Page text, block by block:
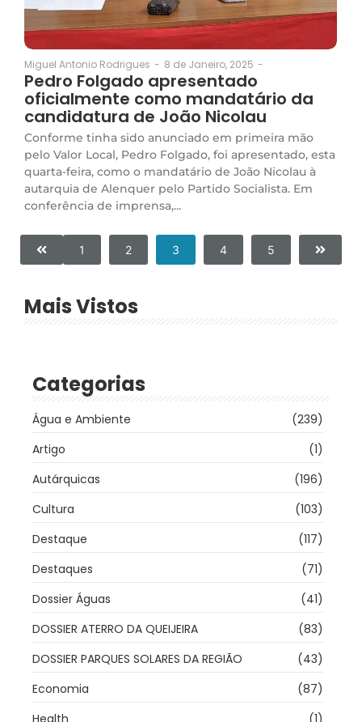
Miguel Antonio Rodrigues - 8 de Janeiro, 2025 -
Pedro Folgado apresentado
oficialmente como mandatário da
candidatura de João Nicolau
Conforme tinha sido anunciado em primeira mão
pelo Valor Local, Pedro Folgado, foi apresentado, esta
quarta-feira, como o mandatário de João Nicolau à
autarquia de Alenquer pelo Partido Socialista. Em
conferência de imprensa,...
1 2 3 4 5
Mais Vistos
Categorias
Água e Ambiente
(239)
Artigo
(1)
Autárquicas
(196)
Cultura
(103)
Destaque
(117)
Destaques
(71)
Dossier Águas
(41)
DOSSIER ATERRO DA QUEIJEIRA
(83)
DOSSIER PARQUES SOLARES DA REGIÃO
(43)
Economia
(87)